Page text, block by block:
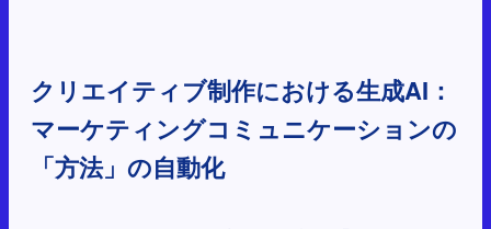
クリエイティブ制作における生成AI：
マーケティングコミュニケーションの
「方法」の自動化